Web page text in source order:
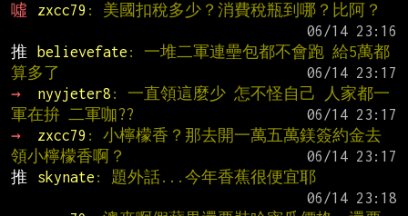
噓
zxcc79 : 美國扣稅多少？消費稅瓶到哪？比阿？
推
believefate : 一堆二軍連壘包都不會跑 給5萬都
算多了
→
nyyjeter8 : 一直領這麼少 怎不怪自己 人家都一
軍在拚 二軍咖??
→
zxcc79 : 小檸檬香？那去開一萬五萬鎂簽約金去
領小檸檬香啊？
推
skynate : 題外話...今年香蕉很便宜耶